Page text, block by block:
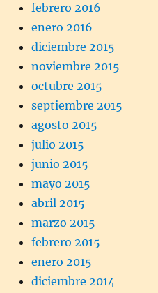
febrero 2016
enero 2016
diciembre 2015
noviembre 2015
octubre 2015
septiembre 2015
agosto 2015
julio 2015
junio 2015
mayo 2015
abril 2015
marzo 2015
febrero 2015
enero 2015
diciembre 2014